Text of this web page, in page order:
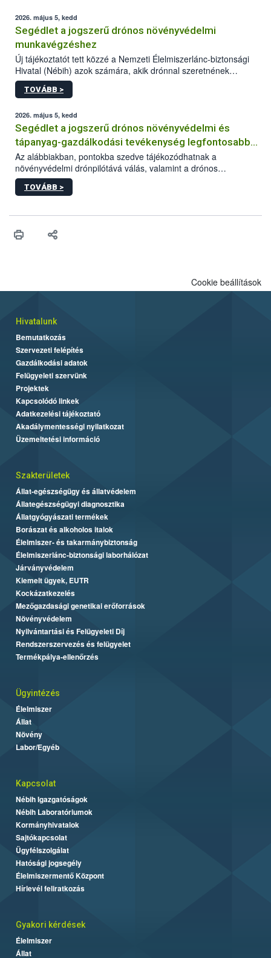
2026. május 5, kedd
Segédlet a jogszerű drónos növényvédelmi
munkavégzéshez
Új tájékoztatót tett közzé a Nemzeti Élelmiszerlánc-biztonsági
Hivatal (Nébih) azok számára, akik drónnal szeretnének
növényvédelmi vagy tápanyag-gazdálkodási tevékenységet
végezni Magyarországon. Az összefoglaló részletesen
műszaki és hatósági feltételek.
TOVÁBB >
2026. május 5, kedd
Segédlet a jogszerű drónos növényvédelmi és
tápanyag-gazdálkodási tevékenység legfontosabb
feltételeiről
Az alábbiakban, pontokba szedve tájékozódhatnak a
növényvédelmi drónpilótává válás, valamint a drónos
növényvédelmi és tápanyag-gazdálkodási tevékenység
végzésének legfontosabb feltételeiről*.
TOVÁBB >
Cookie beállítások
Hivatalunk
Bemutatkozás
Szervezeti felépítés
Gazdálkodási adatok
Felügyeleti szervünk
Projektek
Kapcsolódó linkek
Adatkezelési tájékoztató
Akadálymentességi nyilatkozat
Üzemeltetési információ
Szakterületek
Állat-egészségügy és állatvédelem
Állategészségügyi diagnosztika
Állatgyógyászati termékek
Borászat és alkoholos italok
Élelmiszer- és takarmánybiztonság
Élelmiszerlánc-biztonsági laborhálózat
Járványvédelem
Kiemelt ügyek, EUTR
Kockázatkezelés
Mezőgazdasági genetikai erőforrások
Növényvédelem
Nyilvántartási és Felügyeleti Díj
Rendszerszervezés és felügyelet
Termékpálya-ellenőrzés
Ügyintézés
Élelmiszer
Állat
Növény
Labor/Egyéb
Kapcsolat
Nébih Igazgatóságok
Nébih Laboratóriumok
Kormányhivatalok
Sajtókapcsolat
Ügyfélszolgálat
Hatósági jogsegély
Élelmiszermentő Központ
Hírlevél feliratkozás
Gyakori kérdések
Élelmiszer
Állat